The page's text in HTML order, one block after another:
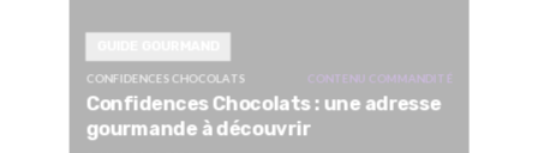
CONFIDENCES CHOCOLATS CONTENU COMMANDITÉ
Confidences Chocolats : une adresse
gourmande à découvrir